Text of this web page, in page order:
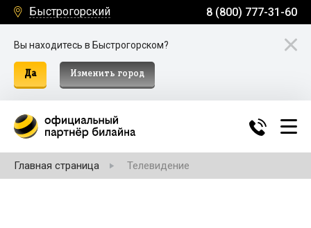
Быстрогорский 8 (800) 777-31-60
Вы находитесь в Быстрогорском?
Да Изменить город
Главная страница Телевидение